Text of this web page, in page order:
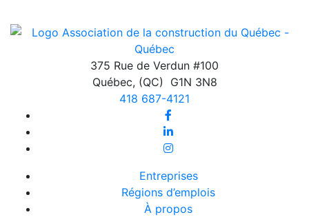
375 Rue de Verdun #100
Québec, (QC)
G1N 3N8
418 687-4121
Entreprises
Régions d’emplois
À propos